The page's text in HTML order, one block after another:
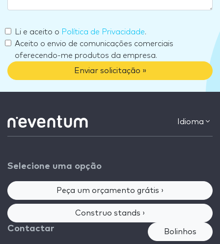
Li e aceito o Política de Privacidade.
Aceito o envio de comunicações comerciais
oferecendo-me produtos da empresa.
Enviar solicitação »
Idioma
Selecione uma opção
Peça um orçamento grátis ›
Construo stands ›
Contactar Bolinhos